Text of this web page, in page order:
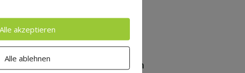
Uli Zrenner Wolkenstein
Alle akzeptieren
Alle ablehnen